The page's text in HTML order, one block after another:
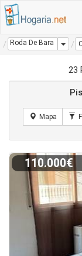
Roda De Bara
23
110.000€